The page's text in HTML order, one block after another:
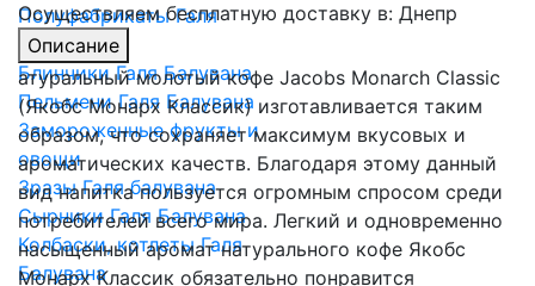
Полуфабрикаты Галя
Балувана
Блинчики Галя Балувана
Пельмени Галя Балувана
Замороженные фрукты и
овощи
Зразы Галя балувана
Сырники Галя Балувана
Колбаски, котлеты Галя
Балувана
Осуществляем бесплатную доставку в: Днепр
Описание
атуральный молотый кофе Jacobs Monarch Classic
(Якобс Монарх Классик) изготавливается таким
образом, что сохраняет максимум вкусовых и
ароматических качеств. Благодаря этому данный
вид напитка пользуется огромным спросом среди
потребителей всего мира. Легкий и одновременно
насыщенный аромат натурального кофе Якобс
Монарх Классик обязательно понравится